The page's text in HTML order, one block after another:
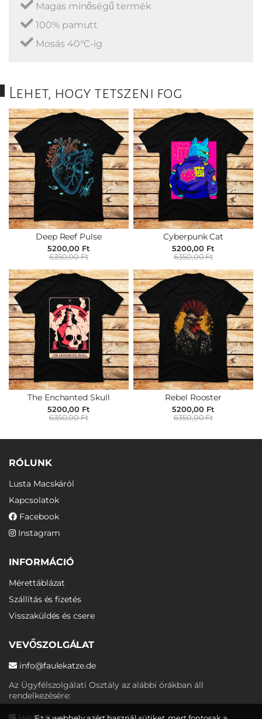
Magas minőségű termék
100% pamutt
Mosás 40°C-ig
Lehet, hogy tetszeni fog
Deep Reef Pulse
5200,00 Ft
6350,00 Ft
Cyberpunk Cat
5200,00 Ft
6350,00 Ft
The Enchanted Skull
5200,00 Ft
6350,00 Ft
Rebel Rooster
5200,00 Ft
6350,00 Ft
RÓLUNK
Lusta Macskáról
Kapcsolatok
Facebook
Instagram
INFORMÁCIÓ
Mérettáblázat
Szállítás és fizetés
Visszaküldés és csere
VEVŐSZOLGÁLAT
info@faulekatze.de
Az Ügyfélszolgálati Osztály az alábbi órákban áll
rendelkezésére: